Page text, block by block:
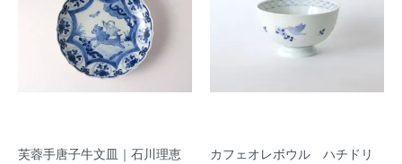
芙蓉手唐子牛文皿｜石川理恵
カフェオレボウル ハチドリ